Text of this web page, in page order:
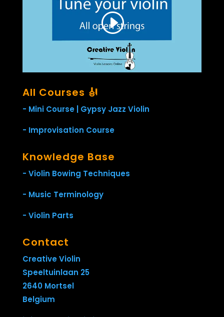
All Courses 🎻
- Mini Course | Gypsy Jazz Violin
- Improvisation Course
Knowledge Base
- Violin Bowing Techniques
- Music Terminology
- Violin Parts
Contact
Creative Violin
Speeltuinlaan 25
2640 Mortsel
Belgium